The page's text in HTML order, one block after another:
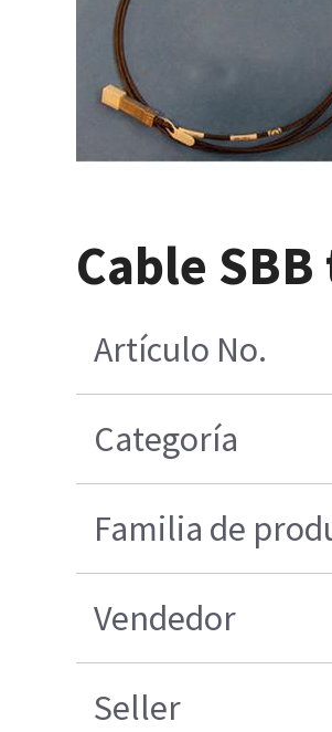
Cable
Artículo No.
Categoría
Familia de
Vendedor
Seller